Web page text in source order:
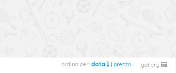
ordina per: data | prezzo gallery